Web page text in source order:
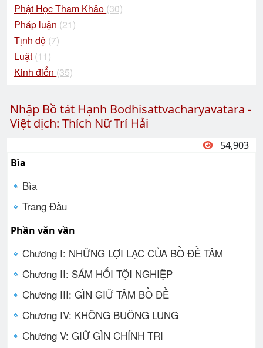
Phật Học Tham Khảo (30)
Pháp luận (21)
Tịnh độ (7)
Luật (11)
Kinh điển (35)
Nhập Bồ tát Hạnh Bodhisattvacharyavatara -
Việt dịch: Thích Nữ Trí Hải
54,903
Bìa
Bìa
Trang Đầu
Phần văn vần
Chương I: NHỮNG LỢI LẠC CỦA BỒ ĐỀ TÂM
Chương II: SÁM HỐI TỘI NGHIỆP
Chương III: GÌN GIỮ TÂM BỒ ĐỀ
Chương IV: KHÔNG BUÔNG LUNG
Chương V: GIỮ GÌN CHÍNH TRI